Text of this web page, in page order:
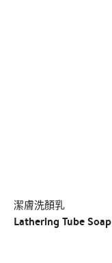
潔膚洗顏乳
Lathering Tube Soap